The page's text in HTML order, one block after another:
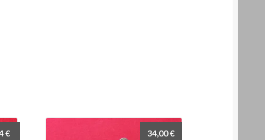
€ 34,00€